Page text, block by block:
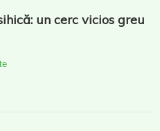
un cerc vicios greu